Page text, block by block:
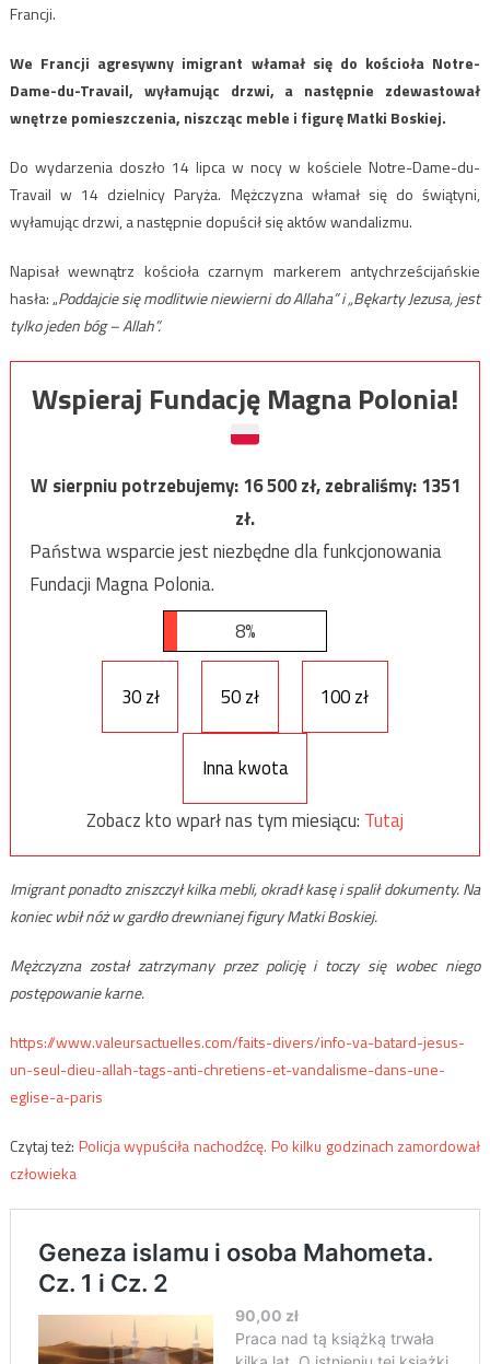
Francji.
We Francji agresywny imigrant włamał się do kościoła Notre-
Dame-du-Travail, wyłamując drzwi, a następnie zdewastował
wnętrze pomieszczenia, niszcząc meble i figurę Matki Boskiej.
Do wydarzenia doszło 14 lipca w nocy w kościele Notre-Dame-du-
Travail w 14 dzielnicy Paryża. Mężczyzna włamał się do świątyni,
wyłamując drzwi, a następnie dopuścił się aktów wandalizmu.
Napisał wewnątrz kościoła czarnym markerem antychrześcijańskie
hasła: „Poddajcie się modlitwie niewierni do Allaha” i „Bękarty Jezusa, jest
tylko jeden bóg – Allah”.
Wspieraj Fundację Magna Polonia!
W sierpniu potrzebujemy:16 500zł, zebraliśmy:1351
zł.
Państwa wsparcie jest niezbędne dla funkcjonowania
Fundacji Magna Polonia.
8%
30 zł 50 zł 100 zł
Inna kwota
Zobacz kto wparł nas tym miesiącu: Tutaj
Imigrant ponadto zniszczył kilka mebli, okradł kasę i spalił dokumenty. Na
koniec wbił nóż w gardło drewnianej figury Matki Boskiej.
Mężczyzna został zatrzymany przez policję i toczy się wobec niego
postępowanie karne.
https://www.valeursactuelles.com/faits-divers/info-va-batard-jesus-
un-seul-dieu-allah-tags-anti-chretiens-et-vandalisme-dans-une-
eglise-a-paris
Czytaj też: Policja wypuściła nachodźcę. Po kilku godzinach zamordował
człowieka